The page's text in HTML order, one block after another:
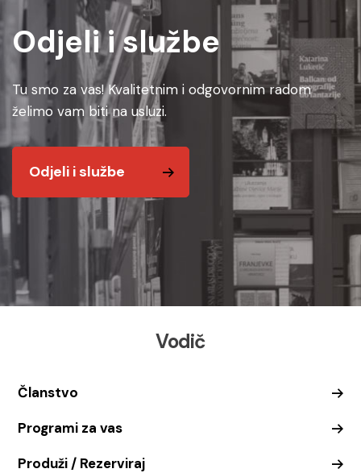
Odjeli i službe
Tu smo za vas! Kvalitetnim i odgovornim radom
želimo vam biti na usluzi.
Odjeli i službe
Vodič
Članstvo
Programi za vas
Produži / Rezerviraj